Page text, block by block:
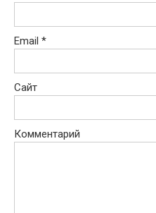
Email *
Сайт
Комментарий